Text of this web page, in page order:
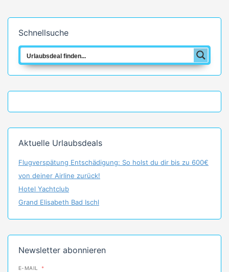
Schnellsuche
Aktuelle Urlaubsdeals
Flugverspätung Entschädigung: So holst du dir bis zu 600€
von deiner Airline zurück!
Hotel Yachtclub
Grand Elisabeth Bad Ischl
Newsletter abonnieren
E-MAIL